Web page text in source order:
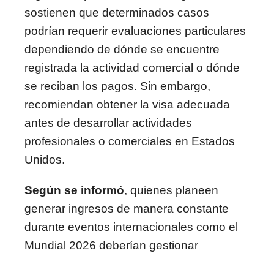
sostienen que determinados casos
podrían requerir evaluaciones particulares
dependiendo de dónde se encuentre
registrada la actividad comercial o dónde
se reciban los pagos. Sin embargo,
recomiendan obtener la visa adecuada
antes de desarrollar actividades
profesionales o comerciales en Estados
Unidos.
Según se informó, quienes planeen
generar ingresos de manera constante
durante eventos internacionales como el
Mundial 2026 deberían gestionar